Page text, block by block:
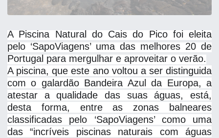
A Piscina Natural do Cais do Pico foi eleita
pelo ‘SapoViagens’ uma das melhores 20 de
Portugal para mergulhar e aproveitar o verão.
A piscina, que este ano voltou a ser distinguida
com o galardão Bandeira Azul da Europa, a
atestar a qualidade das suas águas, está,
desta forma, entre as zonas balneares
classificadas pelo ‘SapoViagens’ como uma
das “incríveis piscinas naturais com águas